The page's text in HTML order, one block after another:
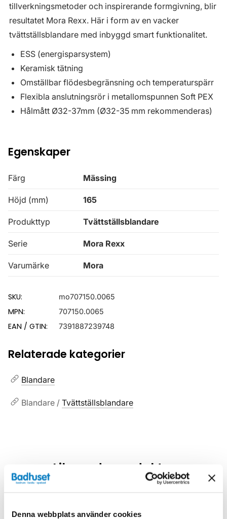
Denna webbplats använder cookies
tillverkningsmetoder och inspirerande formgivning, blir
resultatet Mora Rexx. Här i form av en vacker
tvättställsblandare med inbyggd smart funktionalitet.
ESS (energisparsystem)
Keramisk tätning
Omställbar flödesbegränsning och temperaturspärr
Flexibla anslutningsrör i metallomspunnen Soft PEX
Hålmått Ø32-37mm (Ø32-35 mm rekommenderas)
Egenskaper
Färg Mässing
Höjd (mm) 165
Produkttyp Tvättställsblandare
Serie Mora Rexx
Varumärke Mora
SKU: mo707150.0065
MPN: 707150.0065
EAN / GTIN: 7391887239748
Relaterade kategorier
Blandare
Blandare / Tvättställsblandare
Liknande produkter
Kampanj Kampanj